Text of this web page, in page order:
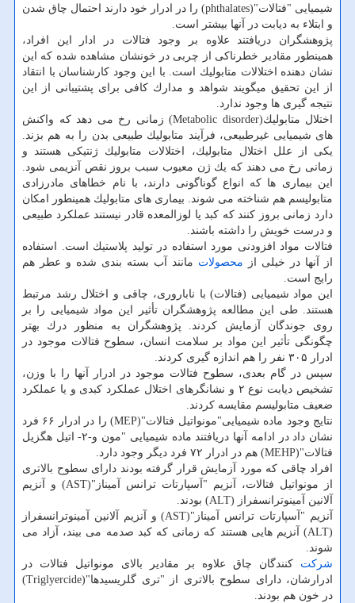
شیمیایی "فتالات"(phthalates) را در ادرار خود دارند احتمال چاق شدن
و ابتلاء به دیابت در آنها بیشتر است.
پژوهشگران دریافتند علاوه بر وجود فتالات در ادار این افراد،
همینطور مقادیر خطرناكی از چربی در خونشان مشاهده شده كه این
نشان دهنده اختلالات متابولیك است. با این وجود كارشناسان با انتقاد
از این تحقیق میگویند شواهد و مدارك كافی برای پشتیبانی از این
نتیجه گیری ها وجود ندارد.
اختلال متابولیك(Metabolic disorder) زمانی رخ می دهد كه واكنش
های شیمیایی غیرطبیعی، فرآیند متابولیك طبیعی بدن را به هم بزند.
یكی از علل اختلال متابولیك، اختلالات متابولیك ژنتیكی هستند و
زمانی رخ می دهند كه یك ژن معیوب سبب بروز نقص آنزیمی شود.
این بیماری ها كه انواع گوناگونی دارند، با نام خطاهای مادرزادی
متابولیسم هم شناخته می شوند. بیماری های متابولیك همینطور امكان
دارد زمانی بروز كنند كه كبد یا لوزالمعده قادر نیستند عملكرد طبیعی
و درست خویش را داشته باشند.
فتالات مواد افزودنی مورد استفاده در تولید پلاستیك است. استفاده
از آنها در خیلی از محصولات مانند آب بسته بندی شده و عطر هم
رایج است.
این مواد شیمیایی (فتالات) با ناباروری، چاقی و اختلال رشد مرتبط
هستند. طی این مطالعه پژوهشگران تأثیر این مواد شیمیایی را بر
روی جوندگان آزمایش كردند. پژوهشگران به منظور درك بهتر
چگونگی تأثیر این مواد بر سلامت انسان، سطوح فتالات موجود در
ادرار ۳۰۵ نفر را هم اندازه گیری كردند.
سپس در گام بعدی، سطوح فتالات موجود در ادرار آنها را با وزن،
تشخیص دیابت نوع ۲ و نشانگرهای اختلال عملكرد كبدی و یا عملكرد
ضعیف متابولیسم مقایسه كردند.
نتایج وجود ماده شیمیایی"مونواتیل فتالات"(MEP) را در ادرار ۶۶ فرد
نشان داد در ادامه آنها دریافتند ماده شیمیایی "مون و-۲- اتیل هگزیل
فتالات"(MEHP) هم در ادرار ۷۲ فرد دیگر وجود دارد.
افراد چاقی كه مورد آزمایش قرار گرفته بودند دارای سطوح بالاتری
از مونواتیل فتالات، آنزیم "آسپارتات ترانس آمیناز"(AST) و آنزیم
آلانین آمینوترانسفراز (ALT) بودند.
آنزیم "آسپارتات ترانس آمیناز"(AST) و آنزیم آلانین آمینوترانسفراز
(ALT) آنزیم هایی هستند كه زمانی كه كبد صدمه می بیند، آزاد می
شوند.
شركت كنندگان چاق علاوه بر مقادیر بالای مونواتیل فتالات در
ادرارشان، دارای سطوح بالاتری از "تری گلریسیدها"(Triglyercide)
در خون هم بودند.